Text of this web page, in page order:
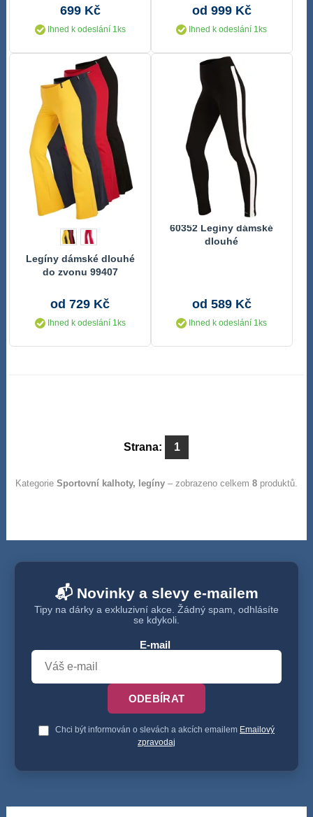
699 Kč
Ihned k odeslání 1ks
od 999 Kč
Ihned k odeslání 1ks
Legíny dámské dlouhé
do zvonu 99407
od 729 Kč
Ihned k odeslání 1ks
60352 Legíny dámské
dlouhé
od 589 Kč
Ihned k odeslání 1ks
Strana: 1
Kategorie Sportovní kalhoty, legíny– zobrazeno celkem 8produktů.
📬 Novinky a slevy e-mailem
Tipy na dárky a exkluzivní akce. Žádný spam, odhlásíte
se kdykoli.
E-mail
ODEBÍRAT
Chci být informován o slevách a akcích emailem Emailový
zpravodaj